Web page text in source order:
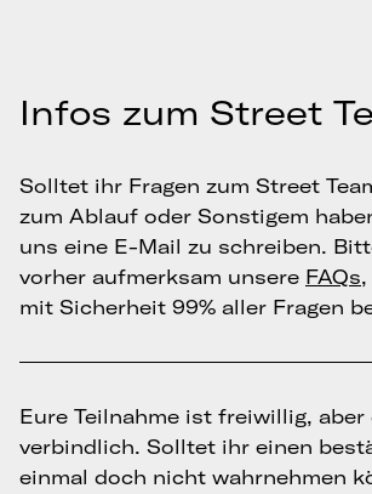
Infos zum Street
Solltet ihr Fragen zum Street
zum Ablauf oder Sonstigem
uns eine E-Mail zu schreiben.
vorher aufmerksam unsere FAQs
mit Sicherheit 99% aller Fragen
Eure Teilnahme ist freiwillig, aber
verbindlich. Solltet ihr einen
einmal doch nicht wahrnehmen